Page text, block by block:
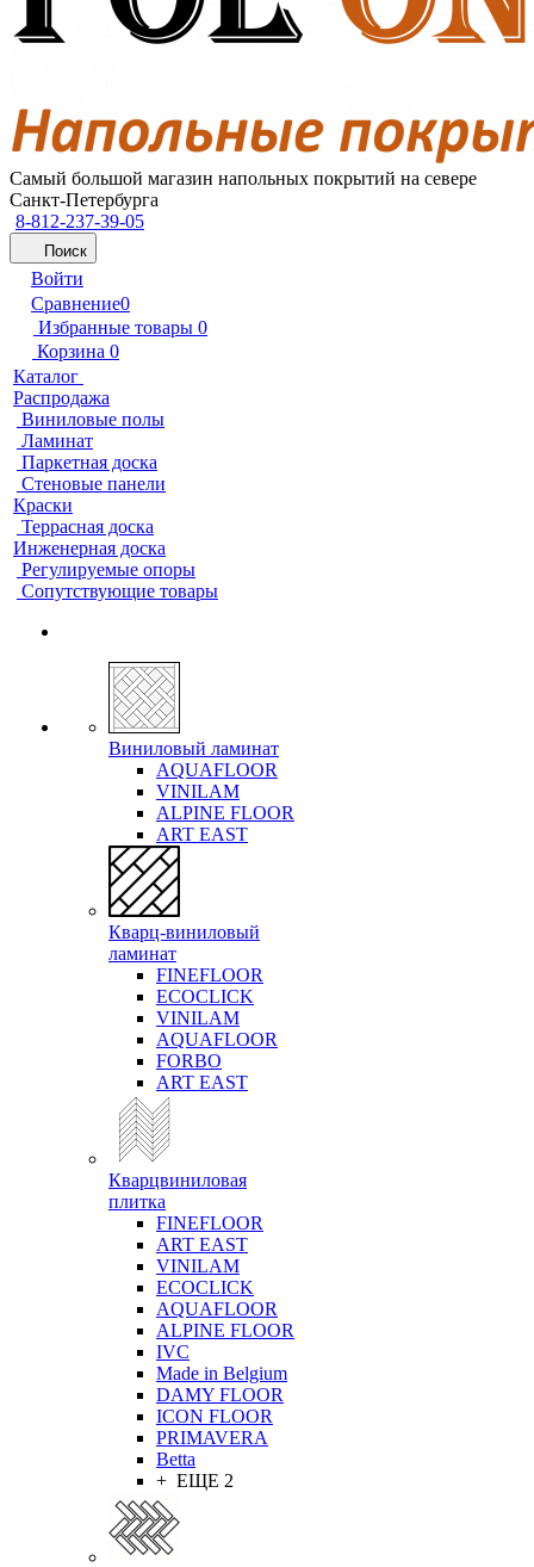
Самый большой магазин напольных покрытий на севере
Санкт-Петербурга
8-812-237-39-05
Поиск
Войти
Сравнение0
Избранные товары 0
Корзина 0
Каталог
Распродажа
Виниловые полы
Ламинат
Паркетная доска
Стеновые панели
Краски
Террасная доска
Инженерная доска
Регулируемые опоры
Сопутствующие товары
Виниловый ламинат
AQUAFLOOR
VINILAM
ALPINE FLOOR
ART EAST
Кварц-виниловый
ламинат
FINEFLOOR
ECOCLICK
VINILAM
AQUAFLOOR
FORBO
ART EAST
Кварцвиниловая
плитка
FINEFLOOR
ART EAST
VINILAM
ECOCLICK
AQUAFLOOR
ALPINE FLOOR
IVC
Made in Belgium
DAMY FLOOR
ICON FLOOR
PRIMAVERA
Betta
+ ЕЩЕ 2